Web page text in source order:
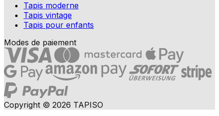
Tapis moderne
Tapis vintage
Tapis pour enfants
Modes de paiement
Copyright © 2026 TAPISO